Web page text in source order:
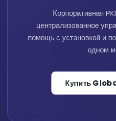
Корпоративная
централизованное
помощь с установкой и
одном
Купить